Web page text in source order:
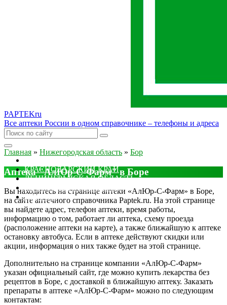
PAPTEKru
Все аптеки России в одном справочнике – телефоны и адреса
КРАСНОДАРСКИЙ КРАЙ
ЛЕНИНГРАДСКАЯ ОБЛАСТЬ
ДРУГИЕ
Главная » Нижегородская область » Бор
Аптека "АлЮр-С-Фарм" в Боре
Вы находитесь на странице аптеки «АлЮр-С-Фарм» в Боре,
на сайте аптечного справочника Paptek.ru. На этой странице
вы найдете адрес, телефон аптеки, время работы,
информацию о том, работает ли аптека, схему проезда
(расположение аптеки на карте), а также ближайшую к аптеке
остановку автобуса. Если в аптеке действуют скидки или
акции, информация о них также будет на этой странице.
Дополнительно на странице компании «АлЮр-С-Фарм»
указан официальный сайт, где можно купить лекарства без
рецептов в Боре, с доставкой в ближайшую аптеку. Заказать
препараты в аптеке «АлЮр-С-Фарм» можно по следующим
контактам: